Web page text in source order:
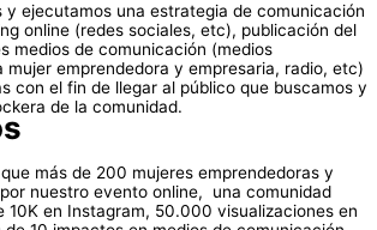
y ejecutamos una estrategia de comunicación
online (redes sociales, etc), publicación del
medios de comunicación (medios
mujer emprendedora y empresaria, radio, etc)
con el fin de llegar al público que buscamos y
de la comunidad.
más de 200 mujeres emprendedoras y
nuestro evento online, una comunidad
10K en Instagram, 50.000 visualizaciones en